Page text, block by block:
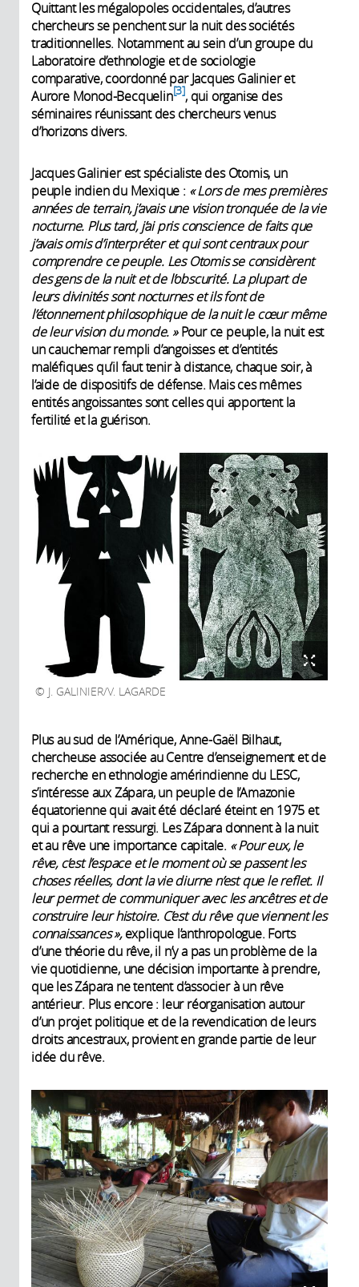
Quittant les mégalopoles occidentales, d’autres
chercheurs se penchent sur la nuit des sociétés
traditionnelles. Notamment au sein d’un groupe du
Laboratoire d’ethnologie et de sociologie
comparative, coordonné par Jacques Galinier et
Aurore Monod-Becquelin 3 , qui organise des
séminaires réunissant des chercheurs venus
d’horizons divers.
Jacques Galinier est spécialiste des Otomis, un
peuple indien du Mexique : « Lors de mes premières
années de terrain, j’avais une vision tronquée de la vie
nocturne. Plus tard, j’ai pris conscience de faits que
j’avais omis d’interpréter et qui sont centraux pour
comprendre ce peuple. Les Otomis se considèrent
des gens de la nuit et de l’obscurité. La plupart de
leurs divinités sont nocturnes et ils font de
l’étonnement philosophique de la nuit le cœur même
de leur vision du monde. »Pour ce peuple, la nuit est
un cauchemar rempli d’angoisses et d’entités
maléfiques qu’il faut tenir à distance, chaque soir, à
l’aide de dispositifs de défense. Mais ces mêmes
entités angoissantes sont celles qui apportent la
fertilité et la guérison.
J. GALINIER/V. LAGARDE
Plus au sud de l’Amérique, Anne-Gaël Bilhaut,
chercheuse associée au Centre d’enseignement et de
recherche en ethnologie amérindienne du LESC,
s’intéresse aux Zápara, un peuple de l’Amazonie
équatorienne qui avait été déclaré éteint en 1975 et
qui a pourtant ressurgi. Les Zápara donnent à la nuit
et au rêve une importance capitale. « Pour eux, le
rêve, c’est l’espace et le moment où se passent les
choses réelles, dont la vie diurne n’est que le reflet. Il
leur permet de communiquer avec les ancêtres et de
construire leur histoire. C’est du rêve que viennent les
connaissances »,explique l’anthropologue. Forts
d’une théorie du rêve, il n’y a pas un problème de la
vie quotidienne, une décision importante à prendre,
que les Zápara ne tentent d’associer à un rêve
antérieur. Plus encore : leur réorganisation autour
d’un projet politique et de la revendication de leurs
droits ancestraux, provient en grande partie de leur
idée du rêve.